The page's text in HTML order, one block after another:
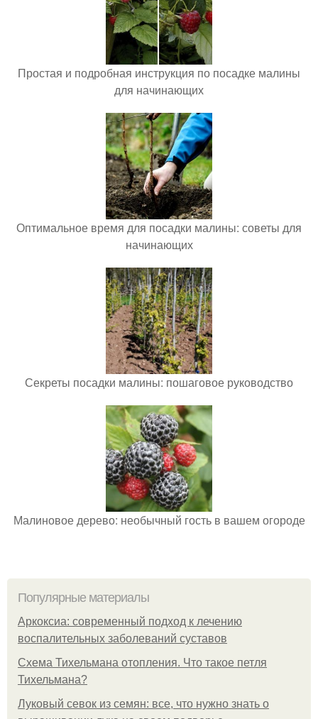
Простая и подробная инструкция по посадке малины
для начинающих
Оптимальное время для посадки малины: советы для
начинающих
Секреты посадки малины: пошаговое руководство
Малиновое дерево: необычный гость в вашем огороде
Популярные материалы
Аркоксиа: современный подход к лечению
воспалительных заболеваний суставов
Схема Тихельмана отопления. Что такое петля
Тихельмана?
Луковый севок из семян: все, что нужно знать о